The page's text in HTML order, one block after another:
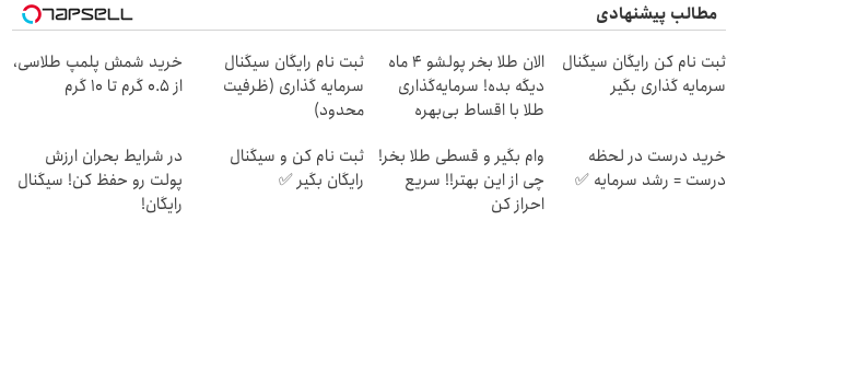
مطالب پیشنهادی
ثبت نام کن رایگان سیگنال
سرمایه گذاری بگیر
الان طلا بخر پولشو 4 ماه
دیگه بده! سرمایه‌گذاری
طلا با اقساط بی‌بهره
ثبت نام رایگان سیگنال
سرمایه گذاری (ظرفیت
محدود)
خرید شمش پلمپ طلاسی،
از ۰.۵ گرم تا ۱۰ گرم
خرید درست در لحظه
درست = رشد سرمایه ✅
وام بگیر و قسطی طلا بخر!
چی از این بهتر!! سریع
احراز کن
ثبت نام کن و سیگنال
رایگان بگیر ✅
در شرایط بحران ارزش
پولت رو حفظ کن! سیگنال
رایگان!